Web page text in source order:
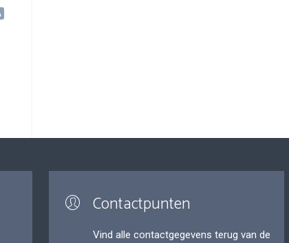
Contactpunten
Vind alle contactgegevens terug van de